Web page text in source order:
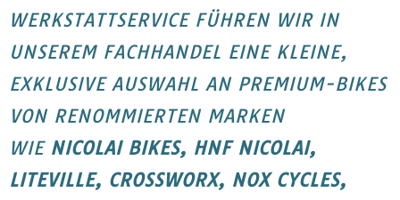
WERKSTATTSERVICE FÜHREN WIR IN
UNSEREM FACHHANDEL EINE KLEINE,
EXKLUSIVE AUSWAHL AN PREMIUM-BIKES
VON RENOMMIERTEN MARKEN
WIE NICOLAI BIKES, HNF NICOLAI,
LITEVILLE, CROSSWORX, NOX CYCLES,